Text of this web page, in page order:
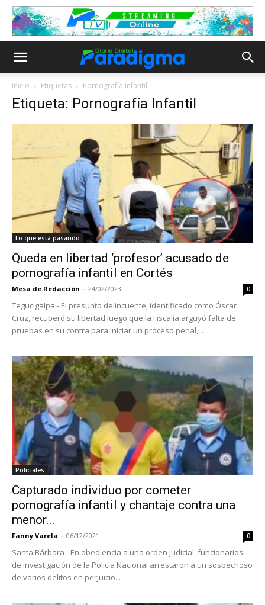
Inicio Etiquetas Pornografía Infantil
Etiqueta: Pornografía Infantil
Lo que está pasando
Queda en libertad ‘profesor’ acusado de
pornografía infantil en Cortés
Mesa de Redacción - 24/02/2023 0
Tegucigalpa.- El presunto delincuente, identificado como Óscar
Cruz, recuperó su libertad luego que la Fiscalía arguyó falta de
pruebas en su contra para iniciar un proceso penal,...
Policiales
Capturado individuo por cometer
pornografía infantil y chantaje contra una
menor...
Fanny Varela - 06/12/2021 0
Santa Bárbara - En obediencia a una orden judicial, funcionarios
de investigación de la Policía Nacional arrestaron a un sospechoso
de varios delitos en perjuicio...